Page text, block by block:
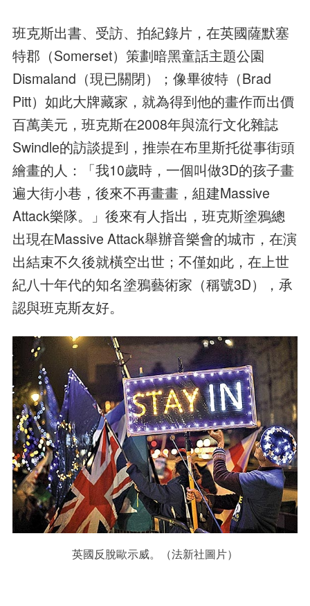
班克斯出書、受訪、拍紀錄片，在英國薩默塞
特郡（Somerset）策劃暗黑童話主題公園
Dismaland（現已關閉）；像畢彼特（Brad
Pitt）如此大牌藏家，就為得到他的畫作而出價
百萬美元，班克斯在2008年與流行文化雜誌
Swindle的訪談提到，推崇在布里斯托從事街頭
繪畫的人：「我10歲時，一個叫做3D的孩子畫
遍大街小巷，後來不再畫畫，組建Massive
Attack樂隊。」後來有人指出，班克斯塗鴉總
出現在Massive Attack舉辦音樂會的城市，在演
出結束不久後就橫空出世；不僅如此，在上世
紀八十年代的知名塗鴉藝術家（稱號3D），承
認與班克斯友好。
英國反脫歐示威。（法新社圖片）